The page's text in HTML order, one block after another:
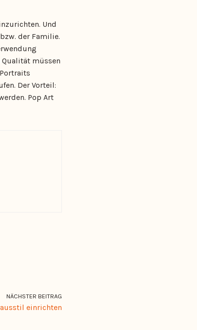
Und
der Familie.
müssen
Der Vorteil:
Pop Art
NÄCHSTER BEITRAG
einrichten